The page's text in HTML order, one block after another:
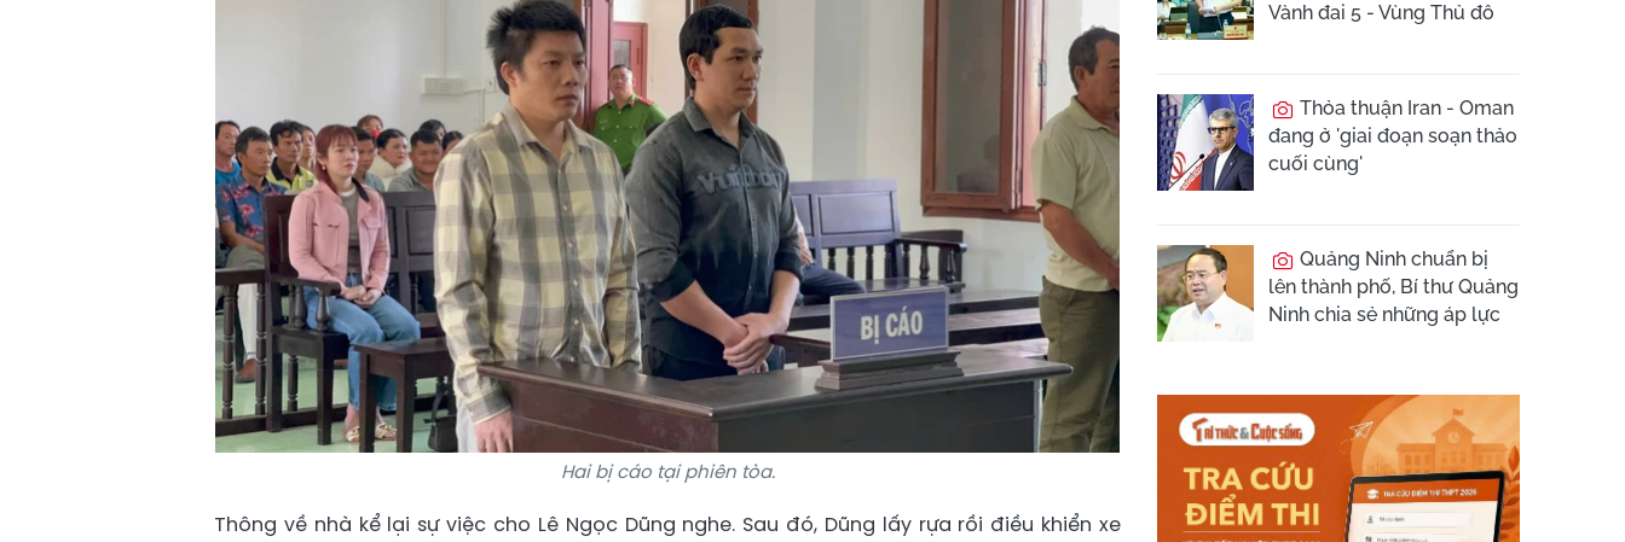
Hai bị cáo tại phiên tòa.
Thông về nhà kể lại sự việc cho Lê Ngọc Dũng nghe. Sau đó, Dũng lấy rựa rồi điều khiển xe
Vành đai 5 - Vùng Thủ đô
Thỏa thuận Iran - Oman
đang ở 'giai đoạn soạn thảo
cuối cùng'
Quảng Ninh chuẩn bị
lên thành phố, Bí thư Quảng
Ninh chia sẻ những áp lực